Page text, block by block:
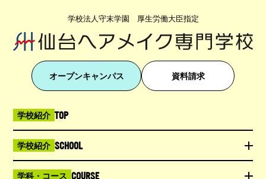
学校法人守末学園 厚生労働大臣指定
オープンキャンパス 資料請求
学校紹介 TOP
学校紹介 SCHOOL
学科・コース COURSE